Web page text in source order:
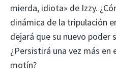
mierda, idiota» de Izzy.
dinámica de la tripulación
dejará que su nuevo poder
¿Persistirá una vez más en
motín?